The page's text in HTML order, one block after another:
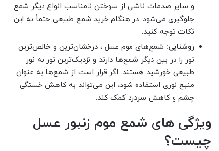
و سایر صدمات ناشی از سوختن نامناسب انواع دیگر شمع
جلوگیری می‌شود. در هنگام خرید شمع طبیعی حتماً به این
نکات توجه کنید.
روشنایی: شمع‌های موم عسل ، درخشان‌ترین و خالص‌ترین
نور را در بین دیگر شمع‌ها دارند و نزدیک‌ترین نور به نور
طبیعی خورشید هستند. اگر قرار است از شمع‌ها به عنوان
منبع نوری استفاده شود، این می‌تواند به کاهش خستگی
چشم و کاهش سردرد کمک کند.
ویژگی های شمع موم زنبور عسل
چیست؟